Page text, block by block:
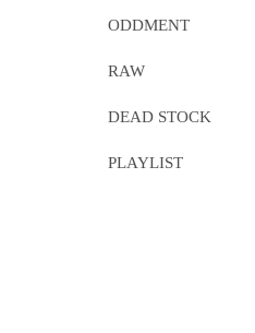
ODDMENT
RAW
DEAD STOCK
PLAYLIST